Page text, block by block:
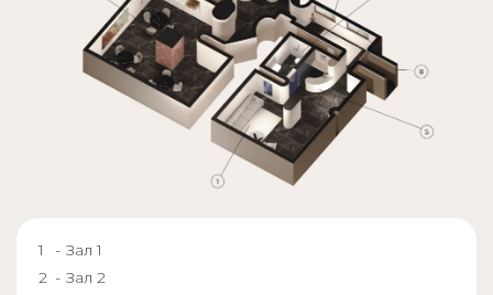
- Зал 1
- Зал 2